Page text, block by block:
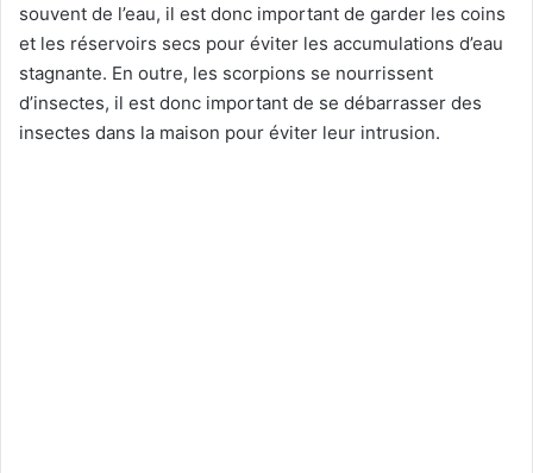
souvent de l’eau, il est donc important de garder les coins
et les réservoirs secs pour éviter les accumulations d’eau
stagnante. En outre, les scorpions se nourrissent
d’insectes, il est donc important de se débarrasser des
insectes dans la maison pour éviter leur intrusion.